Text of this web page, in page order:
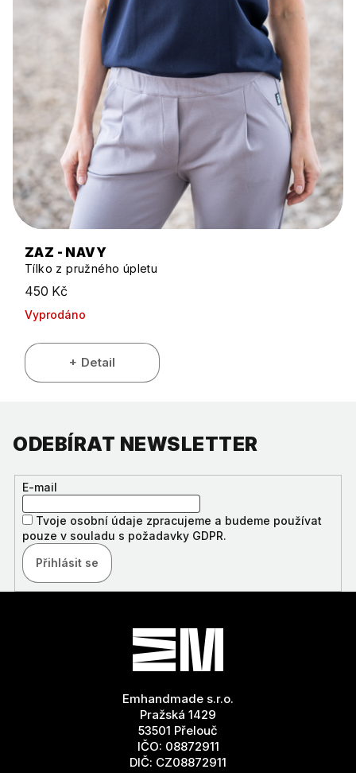
ZAZ - NAVY
Tílko z pružného úpletu
450 Kč
Vyprodáno
Detail
ODEBÍRAT NEWSLETTER
E-mail
Tvoje osobní údaje zpracujeme a budeme používat
pouze v souladu s požadavky GDPR.
Přihlásit se
Emhandmade s.r.o.
Pražská 1429
53501 Přelouč
IČO: 08872911
DIČ: CZ08872911